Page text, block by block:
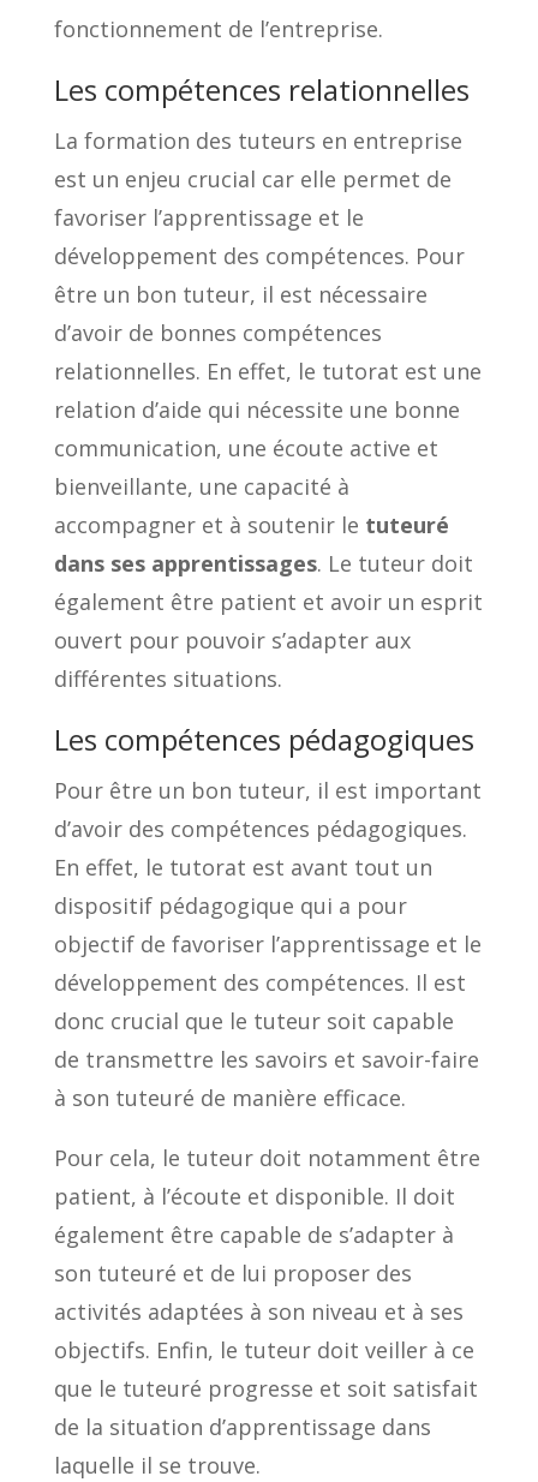
fonctionnement de l’entreprise.
Les compétences relationnelles
La formation des tuteurs en entreprise
est un enjeu crucial car elle permet de
favoriser l’apprentissage et le
développement des compétences. Pour
être un bon tuteur, il est nécessaire
d’avoir de bonnes compétences
relationnelles. En effet, le tutorat est une
relation d’aide qui nécessite une bonne
communication, une écoute active et
bienveillante, une capacité à
accompagner et à soutenir le tuteuré
dans ses apprentissages. Le tuteur doit
également être patient et avoir un esprit
ouvert pour pouvoir s’adapter aux
différentes situations.
Les compétences pédagogiques
Pour être un bon tuteur, il est important
d’avoir des compétences pédagogiques.
En effet, le tutorat est avant tout un
dispositif pédagogique qui a pour
objectif de favoriser l’apprentissage et le
développement des compétences. Il est
donc crucial que le tuteur soit capable
de transmettre les savoirs et savoir-faire
à son tuteuré de manière efficace.
Pour cela, le tuteur doit notamment être
patient, à l’écoute et disponible. Il doit
également être capable de s’adapter à
son tuteuré et de lui proposer des
activités adaptées à son niveau et à ses
objectifs. Enfin, le tuteur doit veiller à ce
que le tuteuré progresse et soit satisfait
de la situation d’apprentissage dans
laquelle il se trouve.